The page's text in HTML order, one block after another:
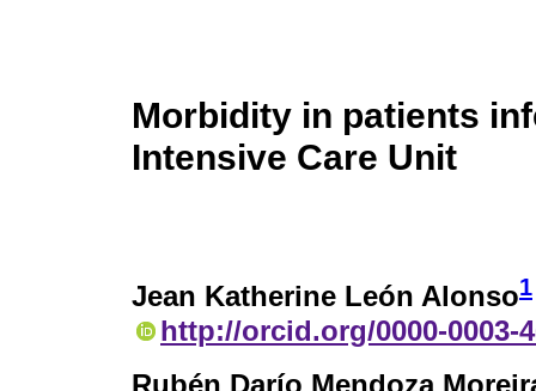
Morbidity in patients
Intensive Care Unit
Jean Katherine León Alonso1
http://orcid.org/0000-0003-